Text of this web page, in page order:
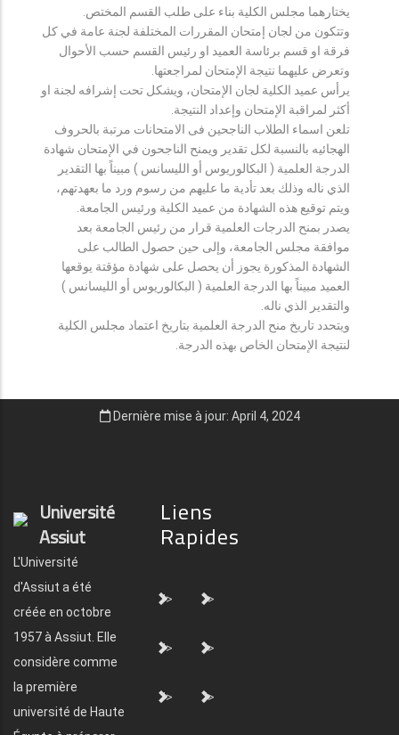
يختارهما مجلس الكلية بناء على طلب القسم المختص.
وتتكون من لجان إمتحان المقررات المختلفة لجنة عامة في كل
فرقة او قسم برئاسة العميد او رئيس القسم حسب الأحوال
وتعرض عليهما نتيجة الإمتحان لمراجعتها.
يرأس عميد الكلية لجان الإمتحان، ويشكل تحت إشرافه لجنة او
أكثر لمراقبة الإمتحان وإعداد النتيجة.
تلعن اسماء الطلاب الناجحين فى الامتحانات مرتبة بالحروف
الهجائيه بالنسبة لكل تقدير ويمنح الناجحون في الإمتحان شهادة
الدرجة العلمية ( البكالوريوس أو الليسانس ) مبيناً بها التقدير
الذي ناله وذلك بعد تأدية ما عليهم من رسوم ورد ما بعهدتهم،
ويتم توقيع هذه الشهادة من عميد الكلية ورئيس الجامعة.
يصدر بمنح الدرجات العلمية قرار من رئيس الجامعة بعد
موافقة مجلس الجامعة، وإلى حين حصول الطالب على
الشهادة المذكورة يجوز أن يحصل على شهادة مؤقتة يوقعها
العميد مبيناً بها الدرجة العلمية ( البكالوريوس أو الليسانس )
والتقدير الذي ناله.
ويتحدد تاريخ منح الدرجة العلمية بتاريخ اعتماد مجلس الكلية
لنتيجة الإمتحان الخاص بهذه الدرجة.
Dernière mise à jour: April 4, 2024
Université
Assiut
L'Université
d'Assiut a été
créée en octobre
1957 à Assiut. Elle
considère comme
la première
université de Haute
Liens
Rapides
"> ">
"> ">
"> ">